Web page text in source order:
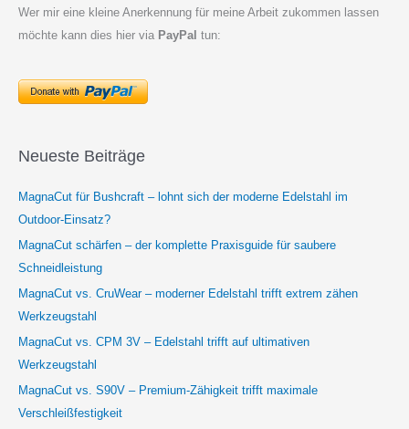
Wer mir eine kleine Anerkennung für meine Arbeit zukommen lassen
möchte kann dies hier via PayPal tun:
Neueste Beiträge
MagnaCut für Bushcraft – lohnt sich der moderne Edelstahl im
Outdoor-Einsatz?
MagnaCut schärfen – der komplette Praxisguide für saubere
Schneidleistung
MagnaCut vs. CruWear – moderner Edelstahl trifft extrem zähen
Werkzeugstahl
MagnaCut vs. CPM 3V – Edelstahl trifft auf ultimativen
Werkzeugstahl
MagnaCut vs. S90V – Premium-Zähigkeit trifft maximale
Verschleißfestigkeit